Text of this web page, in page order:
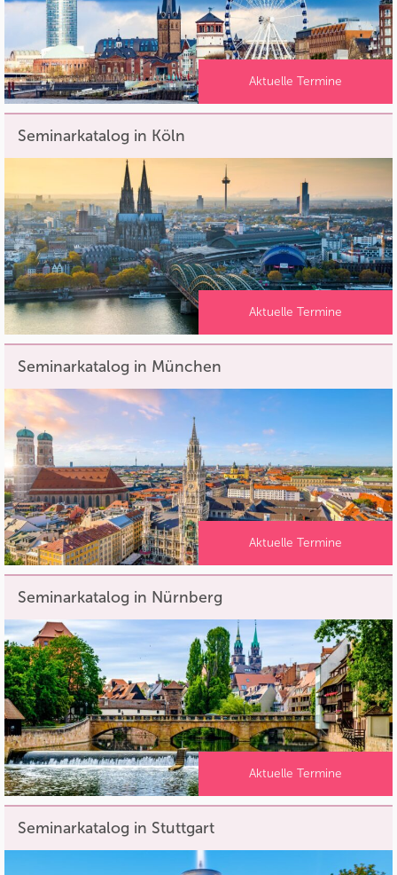
Aktuelle Termine
Seminarkatalog in Köln
Aktuelle Termine
Seminarkatalog in München
Aktuelle Termine
Seminarkatalog in Nürnberg
Aktuelle Termine
Seminarkatalog in Stuttgart